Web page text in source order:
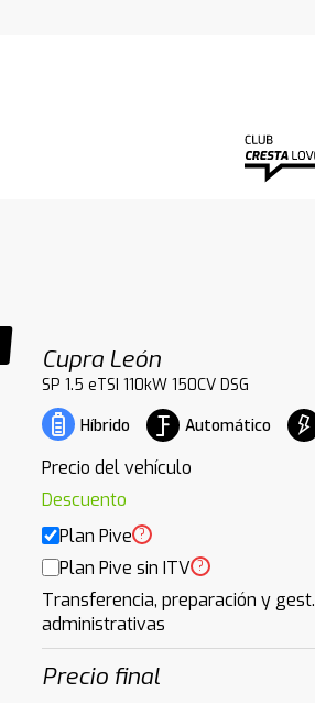
Cupra León
SP 1.5 eTSI 110kW 150CV DSG
Híbrido
Automático
Precio del vehículo
Descuento
Plan Pive ?
Plan Pive sin ITV ?
Transferencia, preparación y gest.
administrativas
Precio final